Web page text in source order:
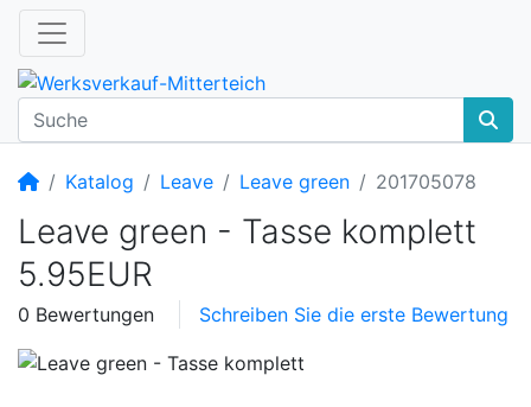
Startseite
Katalog Leave Leave green 201705078
Leave green - Tasse komplett
5.95EUR
0 Bewertungen Schreiben Sie die erste Bewertung